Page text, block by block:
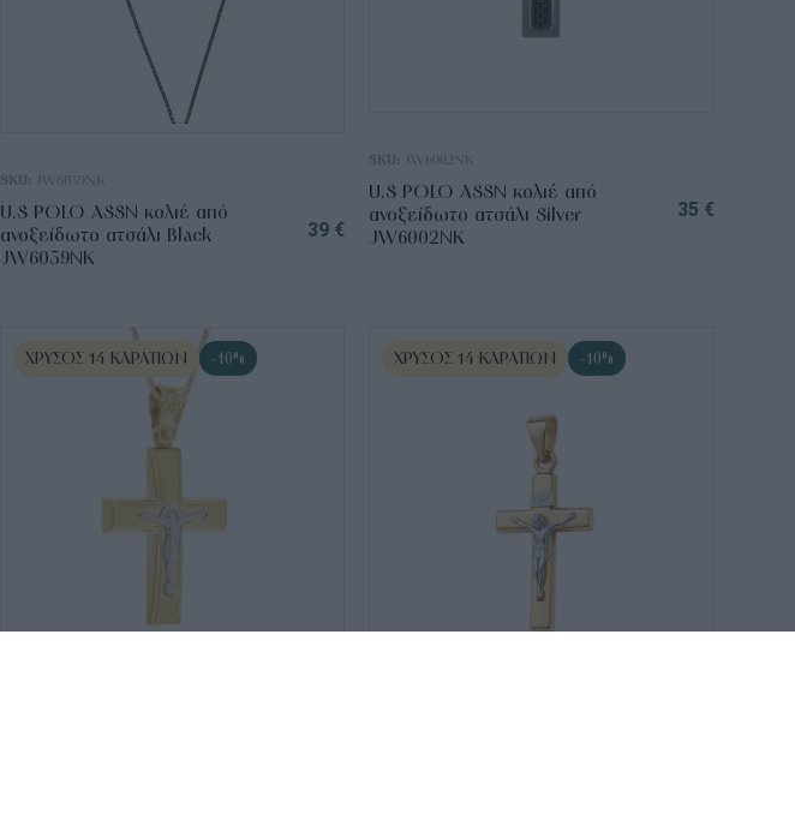
SKU: JW6039NK
U.S POLO ASSN κολιέ από
ανοξείδωτο ατσάλι Black
JW6039NK
39 €
SKU: JW6002NK
U.S POLO ASSN κολιέ από
ανοξείδωτο ατσάλι Silver
JW6002NK
35 €
ΧΡΥΣΌΣ 14 ΚΑΡΑΤΊΩΝ -10% ΧΡΥΣΌΣ 14 ΚΑΡΑΤΊΩΝ -10%